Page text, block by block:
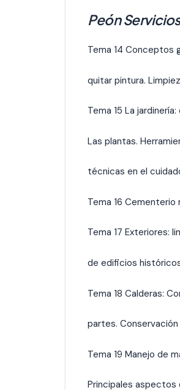
Peón
Tema 14 Conceptos
quitar pintura.
Tema 15 La
Las plantas.
técnicas en el
Tema 16
Tema 17 Exteriores:
de edificios
Tema 18 Calderas:
partes. Conservación
Tema 19 Manejo de
Principales aspectos